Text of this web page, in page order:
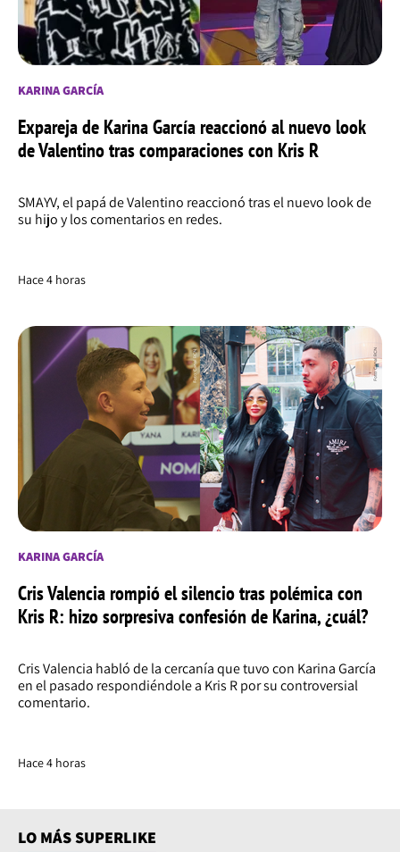
KARINA GARCÍA
Expareja de Karina García reaccionó al nuevo look
de Valentino tras comparaciones con Kris R
SMAYV, el papá de Valentino reaccionó tras el nuevo look de
su hijo y los comentarios en redes.
Hace 4 horas
KARINA GARCÍA
Cris Valencia rompió el silencio tras polémica con
Kris R: hizo sorpresiva confesión de Karina, ¿cuál?
Cris Valencia habló de la cercanía que tuvo con Karina García
en el pasado respondiéndole a Kris R por su controversial
comentario.
Hace 4 horas
LO MÁS SUPERLIKE